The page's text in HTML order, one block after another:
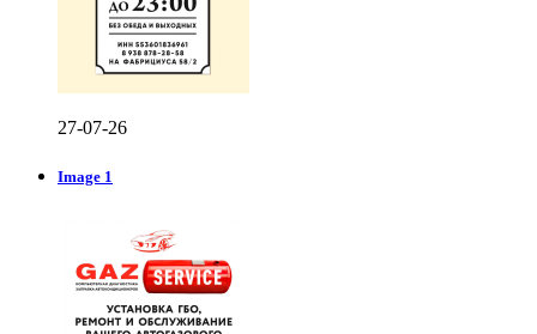
27-07-26
Image 1